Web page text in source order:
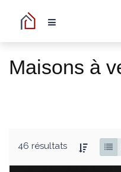
Maisons à
46 résultats